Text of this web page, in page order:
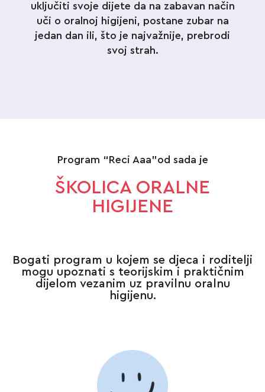
uključiti svoje dijete da na zabavan način
uči o oralnoj higijeni, postane zubar na
jedan dan ili, što je najvažnije, prebrodi
svoj strah.
Program “Reci Aaa”od sada je
ŠKOLICA ORALNE
HIGIJENE
Bogati program u kojem se djeca i roditelji
mogu upoznati s teorijskim i praktičnim
dijelom vezanim uz pravilnu oralnu
higijenu.